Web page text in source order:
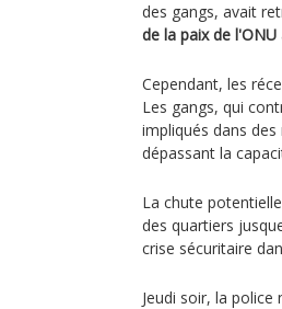
des gangs, avait
de la paix de l'ONU
Cependant, les
Les gangs, qui
impliqués dans
dépassant la
La chute
des quartiers
crise sécuritaire
Jeudi soir, la